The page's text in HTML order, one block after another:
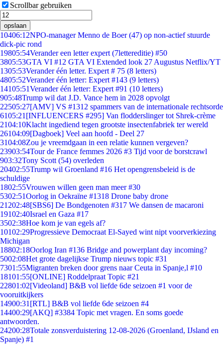
Scrollbar gebruiken
opslaan
10406:12NPO-manager Menno de Boer (47) op non-actief stuurde
dick-pic rond
19805:54Verander een letter expert (7lettereditie) #50
3805:53GTA VI #12 GTA VI Extended look 27 Augustus Netflix/YT
1305:53Verander één letter. Expert # 75 (8 letters)
4805:52Verander één letter: Expert #143 (9 letters)
14105:51Verander één letter: Expert #91 (10 letters)
905:48Trump wil dat J.D. Vance hem in 2028 opvolgt
22505:27[AMV] VS #1312 spammers van de internationale rechtsorde
6105:21 [INFLUENCERS #295] Van flodderslinger tot Shrek-crème
2104:10Klacht ingediend tegen grootste insectenfabriek ter wereld
26104:09[Dagboek] Veel aan hoofd - Deel 27
3104:08Zou je vreemdgaan in een relatie kunnen vergeven?
23903:54Tour de France femmes 2026 #3 Tijd voor de borstcrawl
903:32Tony Scott (54) overleden
20402:55Trump wil Groenland #16 Het opengrensbeleid is de
schuldige
1802:55Vrouwen willen geen man meer #30
5302:51Oorlog in Oekraïne #1318 Drone baby drone
21202:48[SBS6] De Bondgenoten #317 We dansen de macaroni
19102:40Israel en Gaza #17
3502:38Hoe kom je van egels af?
10102:29Progressieve Democraat El-Sayed wint nipt voorverkiezing
Michigan
18802:18Oorlog Iran #136 Bridge and powerplant day incoming?
5002:08Het grote dagelijkse Trump nieuws topic #31
7301:55Migranten breken door grens naar Ceuta in Spanje,l #10
18101:55[ONLINE] Roddelpraat Topic #21
22801:02[Videoland] B&B vol liefde 6de seizoen #1 voor de
vooruitkijkers
14900:31 [RTL] B&B vol liefde 6de seizoen #4
14400:29[AKQ] #3384 Topic met vragen. En soms goede
antwoorden.
24200:28Totale zonsverduistering 12-08-2026 (Groenland, IJsland en
Spanje) #1